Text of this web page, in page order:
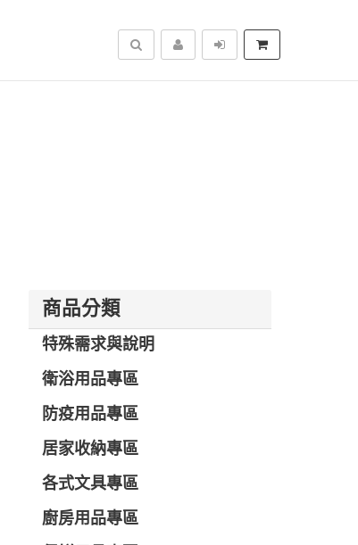
搜尋
商品分類
特殊需求與說明
衛浴用品專區
防疫用品專區
居家收納專區
各式文具專區
廚房用品專區